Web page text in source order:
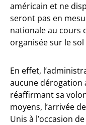
américain et ne
seront pas en
nationale au cours
organisée sur le
En effet,
aucune dérogation
réaffirmant sa
moyens, l’arrivée
Unis à l’occasion